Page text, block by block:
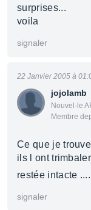
surprises...
voila
signaler
jojolamb
Nouvel·le
Membre
22 Janvier 2005 à
Ce que je
ils l ont
restée intacte
signaler